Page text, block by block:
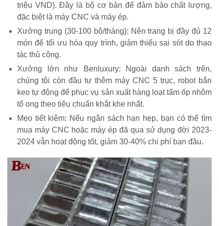
triệu VND). Đây là bộ cơ bản để đảm bảo chất lượng,
đặc biệt là máy CNC và máy ép.
Xưởng trung (30-100 bộ/tháng): Nên trang bị đầy đủ 12
món để tối ưu hóa quy trình, giảm thiểu sai sót do thao
tác thủ công.
Xưởng lớn như Benluxury: Ngoài danh sách trên,
chúng tôi còn đầu tư thêm máy CNC 5 trục, robot bắn
keo tự động để phục vụ sản xuất hàng loạt tấm ốp nhôm
tổ ong theo tiêu chuẩn khắt khe nhất.
Mẹo tiết kiệm: Nếu ngân sách hạn hẹp, bạn có thể tìm
mua máy CNC hoặc máy ép đã qua sử dụng đời 2023-
2024 vẫn hoạt động tốt, giảm 30-40% chi phí ban đầu.